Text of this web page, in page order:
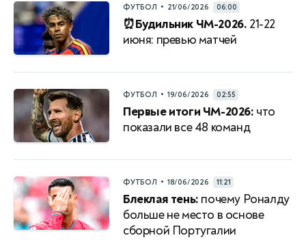
ФУТБОЛ • 21/06/2026 06:00
⏰Будильник ЧМ-2026. 21-22
июня: превью матчей
ФУТБОЛ • 19/06/2026 02:55
Первые итоги ЧМ-2026: что
показали все 48 команд
ФУТБОЛ • 18/06/2026 11:21
Блеклая тень: почему Роналду
больше не место в основе
сборной Португалии